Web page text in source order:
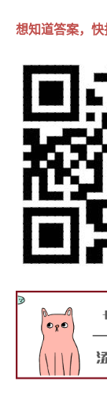
想知道答案，